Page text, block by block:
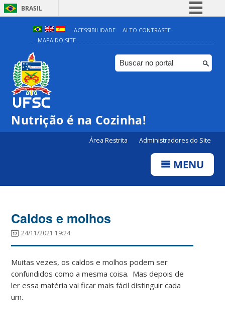
BRASIL
Simplifique!
Comunica BR
Participe
ACESSIBILIDADE
ALTO CONTRASTE
MAPA DO SITE
Nutrição é na Cozinha!
Área Restrita Administradores do Site
MENU
Caldos e molhos
24/11/2021 19:24
Muitas vezes, os caldos e molhos podem ser
confundidos como a mesma coisa. Mas depois de
ler essa matéria vai ficar mais fácil distinguir cada
um.